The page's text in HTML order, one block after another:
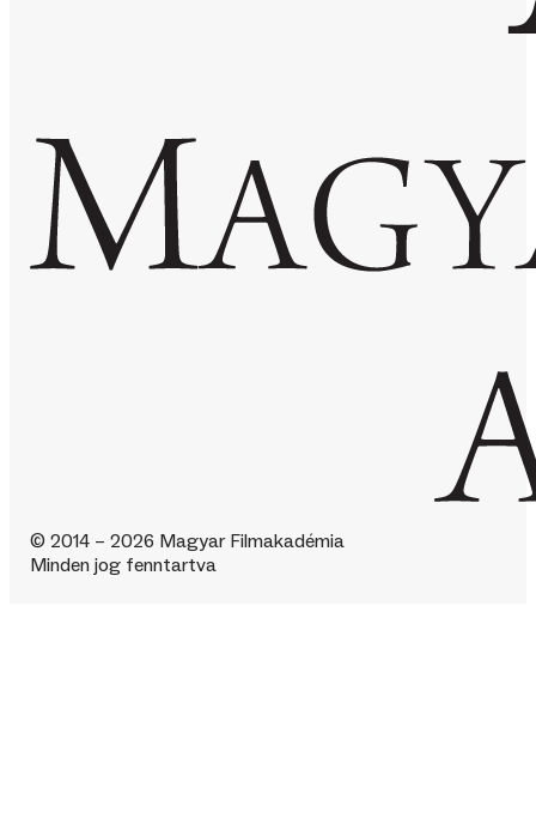
© 2014 – 2026 Magyar Filmakadémia
Minden jog fenntartva